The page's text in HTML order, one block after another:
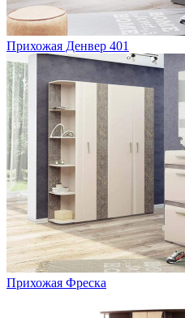
Прихожая Денвер 401
Прихожая Фреска